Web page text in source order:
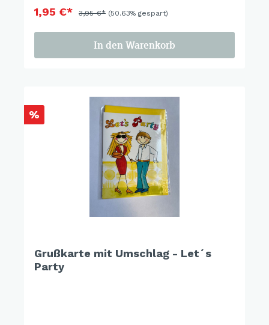
1,95 €* 3,95 €* (50.63% gespart)
In den Warenkorb
%
Grußkarte mit Umschlag - Let´s
Party